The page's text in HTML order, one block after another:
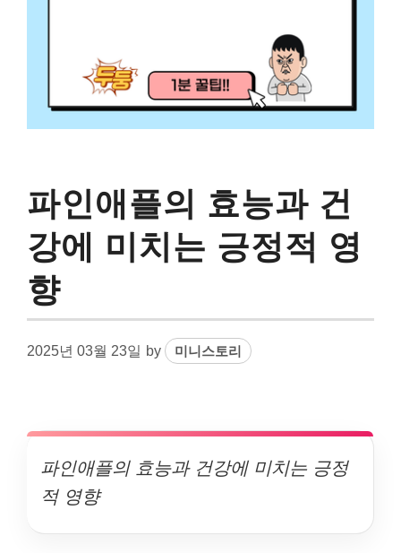
파인애플의 효능과 건
강에 미치는 긍정적 영
향
2025년 03월 23일 by 미니스토리
파인애플의 효능과 건강에 미치는 긍정
적 영향